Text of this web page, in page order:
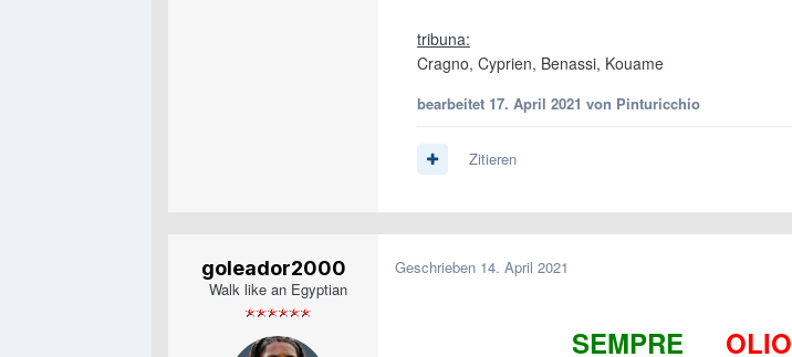
tribuna:
Cragno, Cyprien, Benassi, Kouame
bearbeitet 17. April 2021 von Pinturicchio
Zitieren
goleador2000
Walk like an Egyptian
Geschrieben 14. April 2021
SEMPRE OLIO